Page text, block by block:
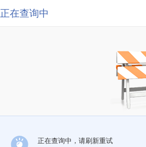
正在查询中
正在查询中，请刷新重试